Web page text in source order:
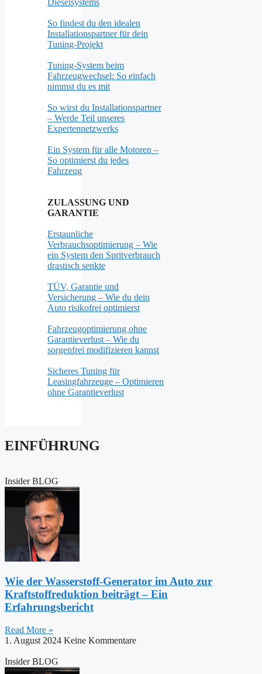
Dieselsystems
So findest du den idealen
Installationspartner für dein
Tuning-Projekt
Tuning-System beim
Fahrzeugwechsel: So einfach
nimmst du es mit
So wirst du Installationspartner
– Werde Teil unseres
Expertennetzwerks
Ein System für alle Motoren –
So optimierst du jedes
Fahrzeug
ZULASSUNG UND
GARANTIE
Erstaunliche
Verbrauchsoptimierung – Wie
ein System den Spritverbrauch
drastisch senkte
TÜV, Garantie und
Versicherung – Wie du dein
Auto risikofrei optimierst
Fahrzeugoptimierung ohne
Garantieverlust – Wie du
sorgenfrei modifizieren kannst
Sicheres Tuning für
Leasingfahrzeuge – Optimieren
ohne Garantieverlust
EINFÜHRUNG
Insider BLOG
Wie der Wasserstoff-Generator im Auto zur
Kraftstoffreduktion beiträgt – Ein
Erfahrungsbericht
Read More »
1. August 2024 Keine Kommentare
Insider BLOG